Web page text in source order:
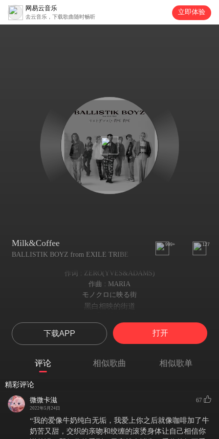
网易云音乐
去云音乐，下载歌曲随时畅听
立即体验
Milk&Coffee
BALLISTIK BOYZ from EXILE TRIBE
999+ 127
作词 : ZERO(YVES&ADAMS)
作曲 : MARIA
モノクロに映る街
黑白相映的街道
吐息间的雾气
ただ過ぎる Ordinary days
在这样不能再平常的日子里
我与你的邂逅 终归是一场动人的遗憾
可我不愿面对我们之间真正的感情
鈍く光る指輪 時計を外せば かりそめの夢に
散发着黯淡光辉的戒指 在这短暂的梦中 或许你早就舍弃了与我一起
下载APP 打开
评论 相似歌曲 相似歌单
精彩评论
微微卡滋
2022年5月24日
67
“我的爱像牛奶纯白无垢，我爱上你之后就像咖啡加了牛
奶苦又甜，交织的亲吻和绞缠的滚烫身体让自己相信你